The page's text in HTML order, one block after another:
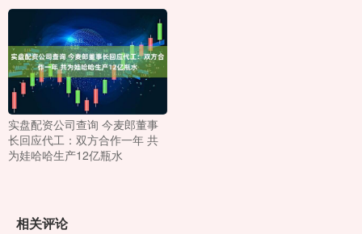
实盘配资公司查询 今麦郎董事
长回应代工：双方合作一年 共
为娃哈哈生产12亿瓶水
相关评论